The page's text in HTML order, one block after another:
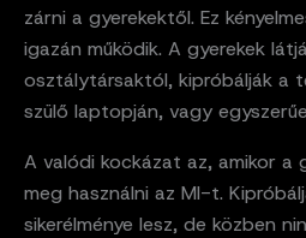
zárni a gyerekektől. Ez
igazán működik. A gyerekek
osztálytársaktól, kipróbálják a
szülő laptopján, vagy
A valódi kockázat az, amikor a
meg használni az MI-t.
sikerélménye lesz, de közben